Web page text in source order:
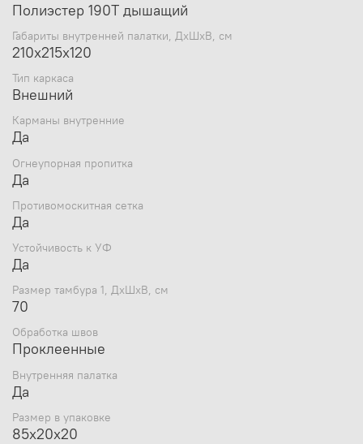
Полиэстер 190Т дышащий
Габариты внутренней палатки, ДхШхВ, см
210x215x120
Тип каркаса
Внешний
Карманы внутренние
Да
Огнеупорная пропитка
Да
Противомоскитная сетка
Да
Устойчивость к УФ
Да
Размер тамбура 1, ДхШхВ, см
70
Обработка швов
Проклеенные
Внутренняя палатка
Да
Размер в упаковке
85х20х20